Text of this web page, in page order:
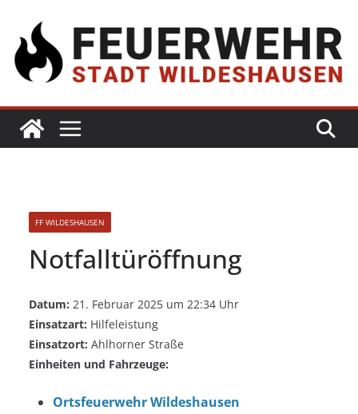
FF WILDESHAUSEN
Notfalltüröffnung
Datum: 21. Februar 2025 um 22:34 Uhr
Einsatzart: Hilfeleistung
Einsatzort: Ahlhorner Straße
Einheiten und Fahrzeuge:
Ortsfeuerwehr Wildeshausen